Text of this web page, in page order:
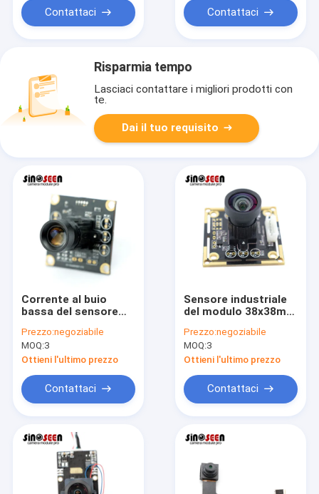
Contattaci Contattaci
Risparmia tempo
Lasciaci contattare i migliori prodotti con
te.
Dai il tuo requisito
Corrente al buio
bassa del sensore
32x32mm di
MT9P001 MI5100
Prezzo:negoziabile
MOQ:3
Ottieni l'ultimo prezzo
Contattaci
Sensore industriale
del modulo 38x38mm
macchina
fotografica del pixel
mega di HDR 5,5
Prezzo:negoziabile
MOQ:3
Ottieni l'ultimo prezzo
Contattaci